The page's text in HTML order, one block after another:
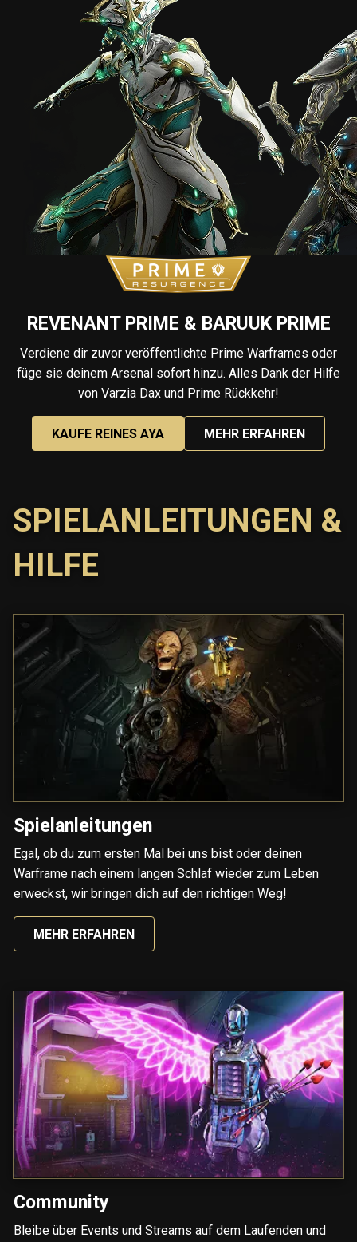
REVENANT PRIME & BARUUK PRIME
Verdiene dir zuvor veröffentlichte Prime Warframes oder
füge sie deinem Arsenal sofort hinzu. Alles Dank der Hilfe
von Varzia Dax und Prime Rückkehr!
KAUFE REINES AYA MEHR ERFAHREN
SPIELANLEITUNGEN &
HILFE
Spielanleitungen
Egal, ob du zum ersten Mal bei uns bist oder deinen
Warframe nach einem langen Schlaf wieder zum Leben
erweckst, wir bringen dich auf den richtigen Weg!
MEHR ERFAHREN
Community
Bleibe über Events und Streams auf dem Laufenden und